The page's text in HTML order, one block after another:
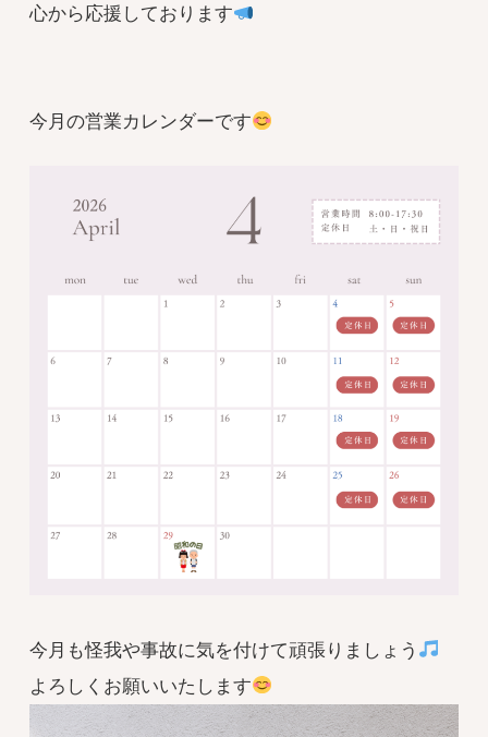
心から応援しております
今月の営業カレンダーです
今月も怪我や事故に気を付けて頑張りましょう
よろしくお願いいたします